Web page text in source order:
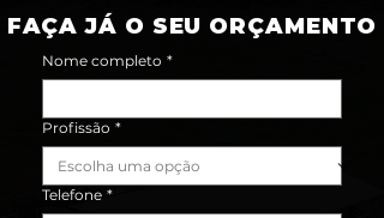
FAÇA JÁ O SEU ORÇAMENTO
Nome completo *
Profissão *
Telefone *